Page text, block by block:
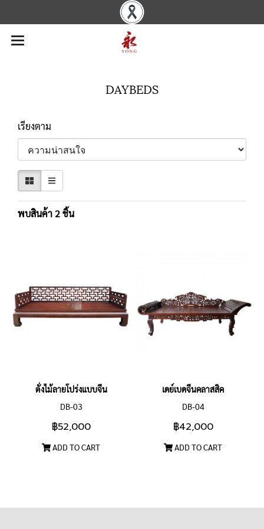
DAYBEDS
เรียงตาม
พบสินค้า 2 ชิ้น
ตั่งไม้ลายโปร่งแบบจีน
DB-03
฿52,000
ADD TO CART
เดย์เบดจีนคลาสสิค
DB-04
฿42,000
ADD TO CART